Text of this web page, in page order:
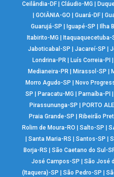
Ceilândia-DF| Cláudio-MG
GOIÂNIA-GO Guará-DF|
Guarujá-SP
Iguapé-SP Ilha
Itabirito-MG
Itaquaquecetuba-
Jaboticabal-SP
Jacareí-SP
Londrina-PR| Luís Correia-PI
Medianeira-PR
Mirassol-SP
Morro Agudo-SP
Novo
SP
Paracatu-MG Parnaíba-PI
Pirassununga-SP
PORTO
Praia Grande-SP
Ribeirão
Rolim de Moura-RO
Salto-SP
|Santa Maria-RS |Santos-SP |
Borja-RS
|São Caetano do Sul-
José Campos-SP
|São José
(Itaquera)-SP
|São Pedro-SP |